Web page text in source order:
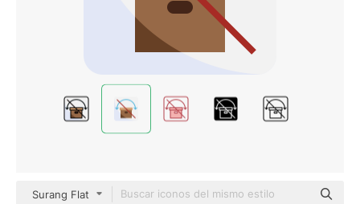
Surang Flat